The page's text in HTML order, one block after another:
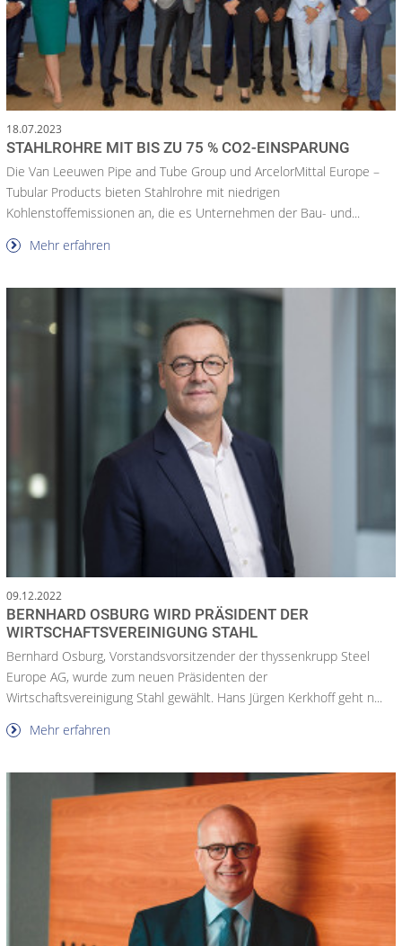
18.07.2023
STAHLROHRE MIT BIS ZU 75 % CO2-EINSPARUNG
Die Van Leeuwen Pipe and Tube Group und ArcelorMittal Europe –
Tubular Products bieten Stahlrohre mit niedrigen
Kohlenstoffemissionen an, die es Unternehmen der Bau- und...
Mehr erfahren
09.12.2022
BERNHARD OSBURG WIRD PRÄSIDENT DER
WIRTSCHAFTSVEREINIGUNG STAHL
Bernhard Osburg, Vorstandsvorsitzender der thyssenkrupp Steel
Europe AG, wurde zum neuen Präsidenten der
Wirtschaftsvereinigung Stahl gewählt. Hans Jürgen Kerkhoff geht n...
Mehr erfahren